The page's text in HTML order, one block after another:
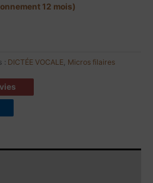
12 mois)
: DICTÉE VOCALE Micros filaires